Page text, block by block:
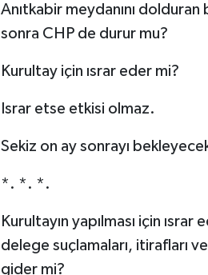
Anıtkabir meydanını
sonra CHP de durur mu?
Kurultay için ısrar eder mi?
Israr etse etkisi olmaz.
Sekiz on ay sonrayı
*. *. *.
Kurultayın yapılması için
delege suçlamaları, itirafları
gider mi?